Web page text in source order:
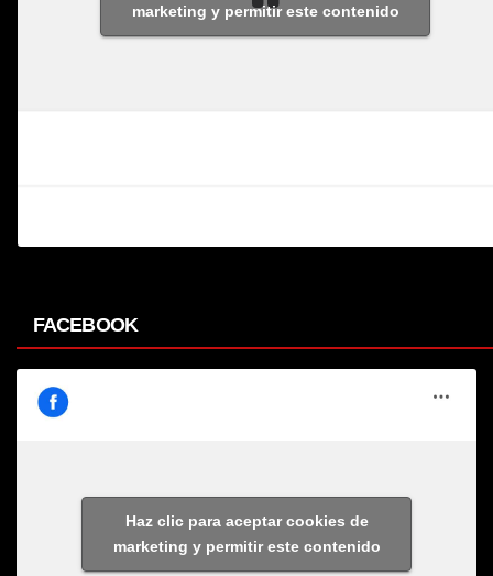
marketing y permitir este contenido
FACEBOOK
Haz clic para aceptar cookies de
marketing y permitir este contenido